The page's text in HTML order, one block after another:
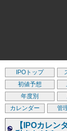
IPOトップ
初値予想
年度別
カレンダー
管
【IPOカレン